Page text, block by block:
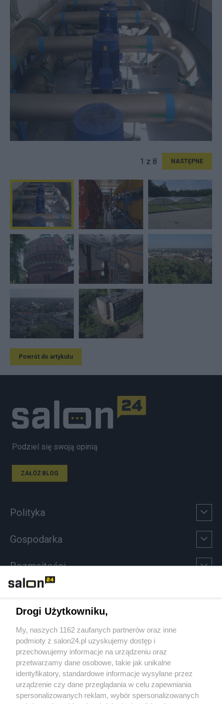
1 z 8 NASTĘPNE
Powrót do artykułu
Podziel się swoją opinią
ZAŁÓŻ BLOG
Polityka
Gospodarka
Rozmaitości
Sport
Społeczeństwo
Kultura
Drogi Użytkowniku,
My, naszych 1162 zaufanych partnerów oraz inne
podmioty z salon24.pl uzyskujemy dostęp i
przechowujemy informacje na urządzeniu oraz
przetwarzamy dane osobowe, takie jak unikalne
identyfikatory, standardowe informacje wysyłane przez
urządzenie czy dane przeglądania w celu zapewniania
spersonalizowanych reklam, wybór spersonalizowanych